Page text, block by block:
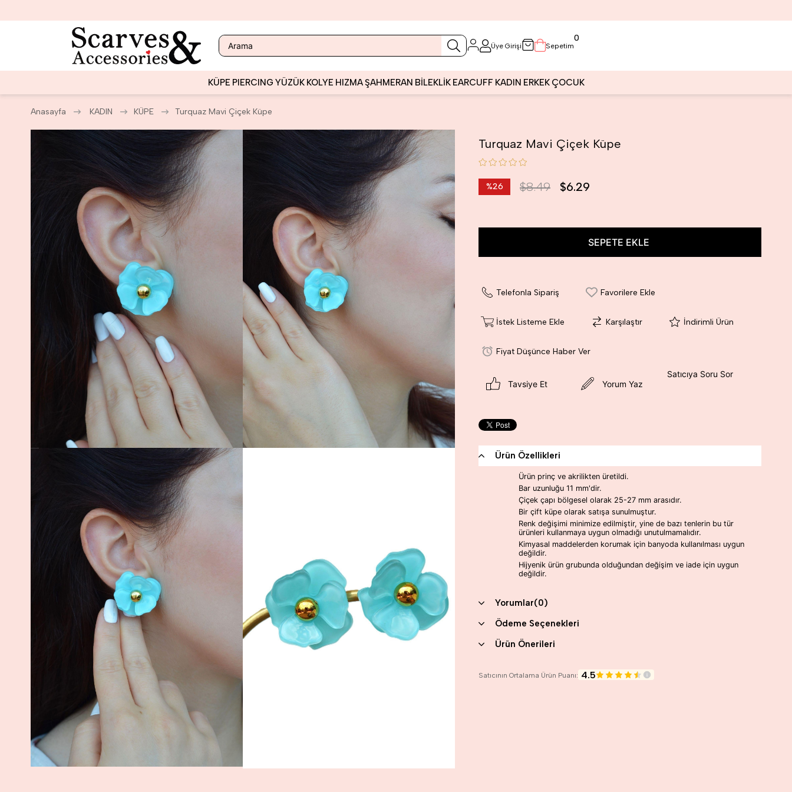
Üye Girişi Sepetim
0
KÜPE PIERCING YÜZÜK KOLYE HIZMAŞAHMERAN BİLEKLİK EARCUFF KADIN ERKEK ÇOCUK
Anasayfa KADIN KÜPE Turquaz Mavi Çiçek Küpe
Turquaz Mavi Çiçek Küpe
%26
$8.49 $6.29
Telefonla Sipariş Favorilere Ekle
İstek Listeme Ekle Karşılaştır İndirimli Ürün
Fiyat Düşünce Haber Ver
Tavsiye Et Yorum Yaz
Satıcıya Soru Sor
Ürün Özellikleri
Ürün prinç ve akrilikten üretildi.
Bar uzunluğu 11 mm'dir.
Çiçek çapı bölgesel olarak 25-27 mm arasıdır.
Bir çift küpe olarak satışa sunulmuştur.
Renk değişimi minimize edilmiştir, yine de bazı tenlerin bu tür
ürünleri kullanmaya uygun olmadığı unutulmamalıdır.
Kimyasal maddelerden korumak için banyoda kullanılması uygun
değildir.
Hijyenik ürün grubunda olduğundan değişim ve iade için uygun
değildir.
Yorumlar(0)
Ödeme Seçenekleri
Ürün Önerileri
Satıcının Ortalama Ürün Puanı: 4.5